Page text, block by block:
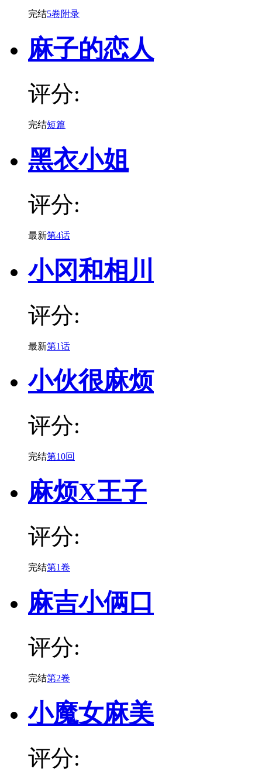
完结5卷附录
麻子的恋人
评分:
完结短篇
黑衣小姐
评分:
最新第4话
小冈和相川
评分:
最新第1话
小伙很麻烦
评分:
完结第10回
麻烦X王子
评分:
完结第1卷
麻吉小俩口
评分:
完结第2卷
小魔女麻美
评分: